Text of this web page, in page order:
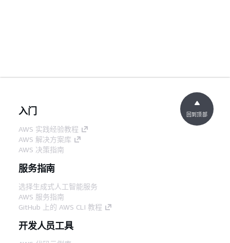
入门
AWS 实践经验教程
AWS 解决方案库
AWS 决策指南
服务指南
选择生成式人工智能服务
AWS 服务指南
GitHub 上的 AWS CLI 教程
开发人员工具
回到顶部